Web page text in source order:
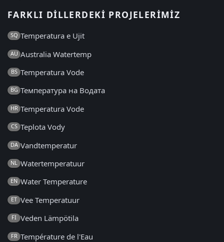
FARKLI DILLERDEKI PROJELERIMIZ
SQ Temperatura e Ujit
AU Australia Watertemp
BS Temperatura Vode
BG Температура на Водата
HR Temperatura Vode
CS Teplota Vody
DA Vandtemperatur
NL Watertemperatuur
EN Water Temperature
ET Vee Temperatuur
FI Veden Lämpötila
FR Température de l'Eau